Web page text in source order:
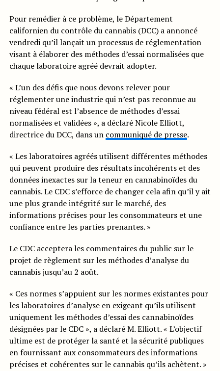
Pour remédier à ce problème, le Département
californien du contrôle du cannabis (DCC) a annoncé
vendredi qu’il lançait un processus de réglementation
visant à élaborer des méthodes d’essai normalisées que
chaque laboratoire agréé devrait adopter.
« L’un des défis que nous devons relever pour
réglementer une industrie qui n’est pas reconnue au
niveau fédéral est l’absence de méthodes d’essai
normalisées et validées », a déclaré Nicole Elliott,
directrice du DCC, dans un communiqué de presse.
« Les laboratoires agréés utilisent différentes méthodes
qui peuvent produire des résultats incohérents et des
données inexactes sur la teneur en cannabinoïdes du
cannabis. Le CDC s’efforce de changer cela afin qu’il y ait
une plus grande intégrité sur le marché, des
informations précises pour les consommateurs et une
confiance entre les parties prenantes. »
Le CDC acceptera les commentaires du public sur le
projet de règlement sur les méthodes d’analyse du
cannabis jusqu’au 2 août.
« Ces normes s’appuient sur les normes existantes pour
les laboratoires d’analyse en exigeant qu’ils utilisent
uniquement les méthodes d’essai des cannabinoïdes
désignées par le CDC », a déclaré M. Elliott. « L’objectif
ultime est de protéger la santé et la sécurité publiques
en fournissant aux consommateurs des informations
précises et cohérentes sur le cannabis qu’ils achètent. »